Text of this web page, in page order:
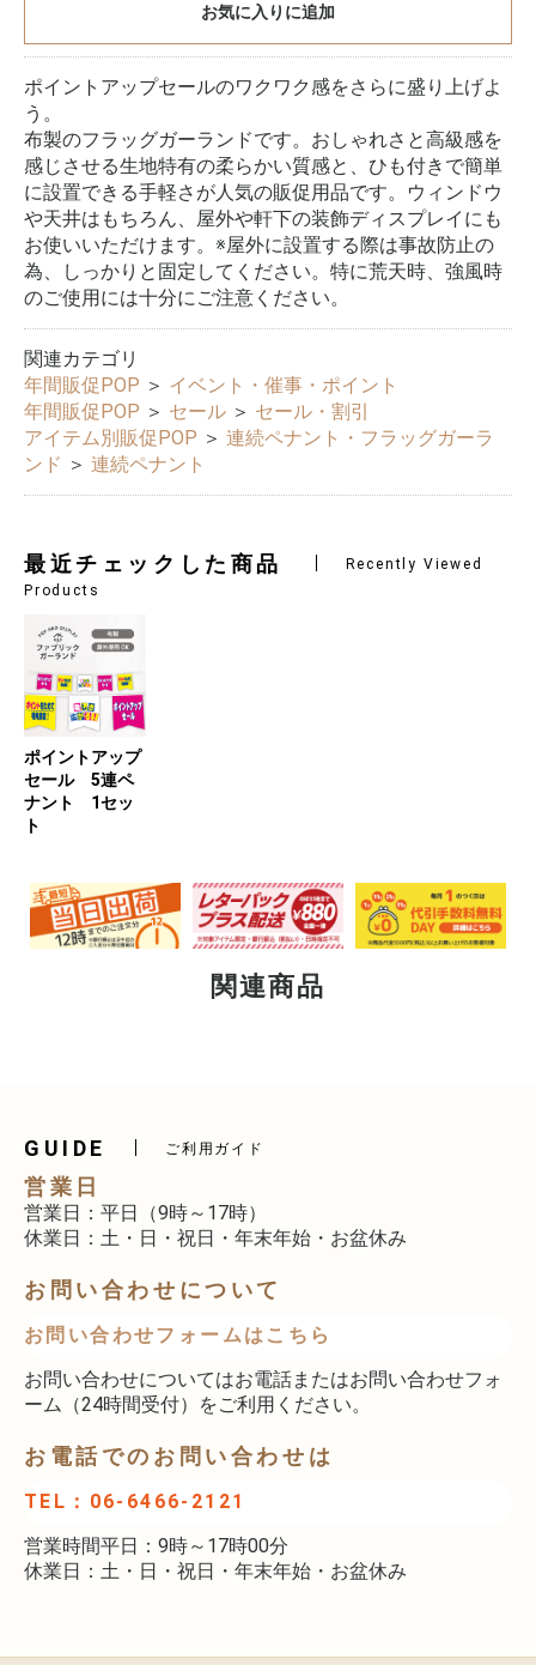
お気に入りに追加
ポイントアップセールのワクワク感をさらに盛り上げよ
う。
布製のフラッグガーランドです。おしゃれさと高級感を
感じさせる生地特有の柔らかい質感と、ひも付きで簡単
に設置できる手軽さが人気の販促用品です。ウィンドウ
や天井はもちろん、屋外や軒下の装飾ディスプレイにも
お使いいただけます。※屋外に設置する際は事故防止の
為、しっかりと固定してください。特に荒天時、強風時
のご使用には十分にご注意ください。
関連カテゴリ
年間販促POP ＞ イベント・催事・ポイント
年間販促POP ＞ セール ＞ セール・割引
アイテム別販促POP ＞ 連続ペナント・フラッグガーラ
ンド ＞ 連続ペナント
最近チェックした商品
Recently Viewed
Products
ポイントアップ
セール 5連ペ
ナント 1セッ
ト
関連商品
GUIDE ご利用ガイド
営業日
営業日：平日（9時～17時）
休業日：土・日・祝日・年末年始・お盆休み
お問い合わせについて
お問い合わせフォームはこちら
お問い合わせについてはお電話またはお問い合わせフォ
ーム（24時間受付）をご利用ください。
お電話でのお問い合わせは
TEL：06-6466-2121
営業時間平日：9時～17時00分
休業日：土・日・祝日・年末年始・お盆休み